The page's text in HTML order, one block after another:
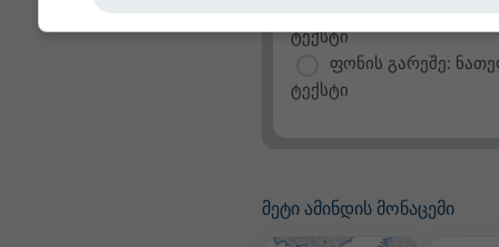
ტექსტი
ფონის გარეშე:
ტექსტი
მეტი ამინდის მონაცემი